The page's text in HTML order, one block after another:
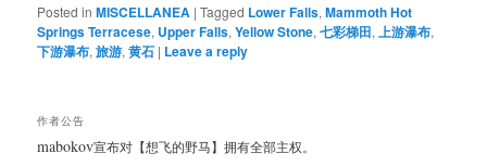
Posted in MISCELLANEA |Tagged Lower Falls,Mammoth Hot
Springs Terracese, Upper Falls,Yellow Stone,七彩梯田, 上游瀑布,
下游瀑布,旅游,黄石 | Leave a reply
作者公告
mabokov宣布对【想飞的野马】拥有全部主权。